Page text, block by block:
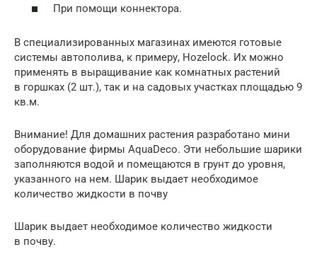
При помощи коннектора.
В специализированных магазинах имеются готовые
системы автополива, к примеру, Hozelock. Их можно
применять в выращивание как комнатных растений
в горшках (2 шт.), так и на садовых участках площадью 9
кв.м.
Внимание! Для домашних растения разработано мини
оборудование фирмы AquaDeco. Эти небольшие шарики
заполняются водой и помещаются в грунт до уровня,
указанного на нем. Шарик выдает необходимое
количество жидкости в почву
Шарик выдает необходимое количество жидкости
в почву.